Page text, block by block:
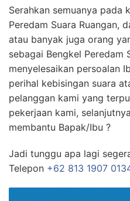
Serahkan semuanya pada
Peredam Suara Ruangan,
atau banyak juga orang
sebagai Bengkel Peredam
menyelesaikan persoalan
perihal kebisingan suara
pelanggan kami yang
pekerjaan kami,
membantu Bapak/Ibu ?
Jadi tunggu apa lagi
Telepon +62 813 1907